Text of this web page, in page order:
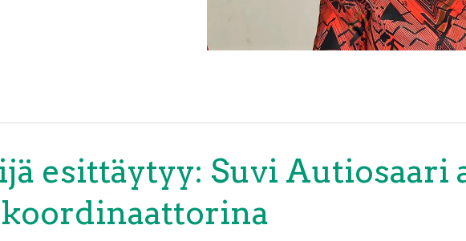
esittäytyy: Suvi Autiosaari